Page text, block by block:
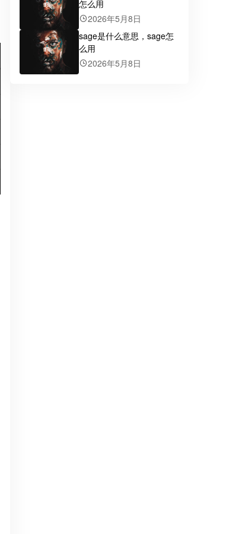
怎么用
2026年5月8日
sage是什么意思，sage怎
么用
2026年5月8日